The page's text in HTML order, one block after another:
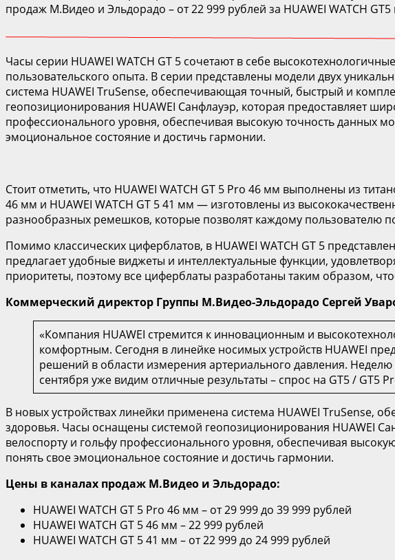
продаж М.Видео и Эльдорадо – от 22 999 рублей за HUAWEI WATCH GT5
Часы серии HUAWEI WATCH GT 5 сочетают в себе
пользовательского опыта. В серии представлены модели двух
система HUAWEI TruSense, обеспечивающая точный, быстрый и
геопозиционирования HUAWEI Санфлауэр, которая предоставляет
профессионального уровня, обеспечивая высокую точность данных
эмоциональное состояние и достичь гармонии.
Стоит отметить, что HUAWEI WATCH GT 5 Pro 46 мм выполнены из
46 мм и HUAWEI WATCH GT 5 41 мм — изготовлены из
разнообразных ремешков, которые позволят каждому пользователю
Помимо классических циферблатов, в HUAWEI WATCH GT 5
предлагает удобные виджеты и интеллектуальные функции,
приоритеты, поэтому все циферблаты разработаны таким образом,
Коммерческий директор Группы М.Видео-Эльдорадо Сергей
«Компания HUAWEI стремится к инновационным и
комфортным. Сегодня в линейке носимых устройств HUAWEI
решений в области измерения артериального давления.
сентября уже видим отличные результаты – спрос на GT5 /
В новых устройствах линейки применена система HUAWEI TruSense,
здоровья. Часы оснащены системой геопозиционирования HUAWEI
велоспорту и гольфу профессионального уровня, обеспечивая
понять свое эмоциональное состояние и достичь гармонии.
Цены в каналах продаж М.Видео и Эльдорадо:
HUAWEI WATCH GT 5 Pro 46 мм – от 29 999 до 39 999 рублей
HUAWEI WATCH GT 5 46 мм – 22 999 рублей
HUAWEI WATCH GT 5 41 мм – от 22 999 до 24 999 рублей